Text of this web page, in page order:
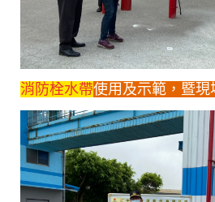
消防栓水帶使用及示範，暨